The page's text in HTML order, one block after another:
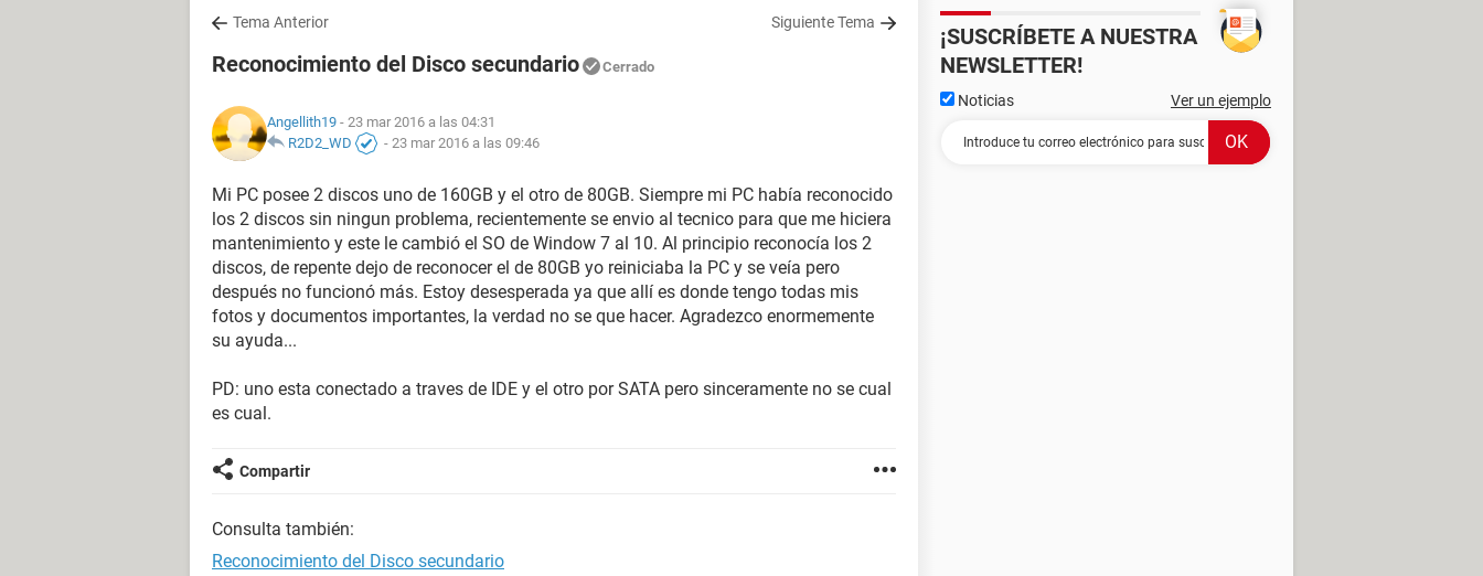
Tema Anterior Siguiente Tema
Reconocimiento del Disco secundario Cerrado
Angellith19 - 23 mar 2016 a las 04:31
R2D2_WD
- 23 mar 2016 a las 09:46
Mi PC posee 2 discos uno de 160GB y el otro de 80GB. Siempre mi PC había reconocido
los 2 discos sin ningun problema, recientemente se envio al tecnico para que me hiciera
mantenimiento y este le cambió el SO de Window 7 al 10. Al principio reconocía los 2
discos, de repente dejo de reconocer el de 80GB yo reiniciaba la PC y se veía pero
después no funcionó más. Estoy desesperada ya que allí es donde tengo todas mis
fotos y documentos importantes, la verdad no se que hacer. Agradezco enormemente
su ayuda...
PD: uno esta conectado a traves de IDE y el otro por SATA pero sinceramente no se cual
es cual.
Compartir
Consulta también:
Reconocimiento del Disco secundario
¡SUSCRÍBETE A NUESTRA
NEWSLETTER!
Noticias Ver un ejemplo